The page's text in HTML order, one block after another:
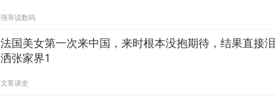
强哥说数码
法国美女第一次来中国，来时根本没抱期待，结果直接泪
洒张家界1
文客谈史